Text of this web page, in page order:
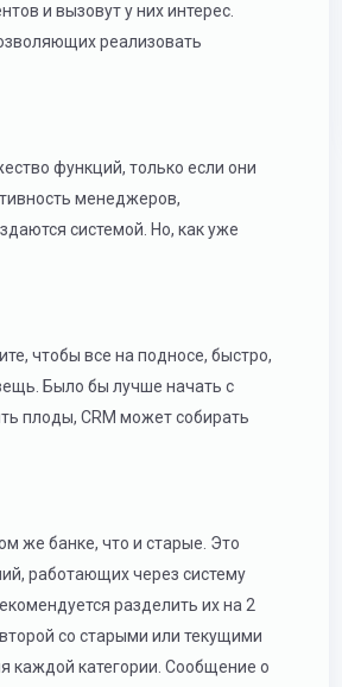
и вызовут у них интерес.
реализовать
функций, только если они
менеджеров,
системой. Но, как уже
чтобы все на подносе, быстро,
Было бы лучше начать с
плоды, CRM может собирать
же банке, что и старые. Это
работающих через систему
разделить их на 2
со старыми или текущими
каждой категории. Сообщение о